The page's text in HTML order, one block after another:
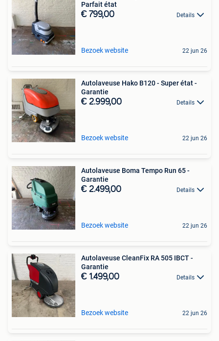
Parfait état
€ 799,00 Details
Bezoek website 22 jun 26
Autolaveuse Hako B120 - Super état -
Garantie
€ 2.999,00 Details
Bezoek website 22 jun 26
Autolaveuse Boma Tempo Run 65 -
Garantie
€ 2.499,00 Details
Bezoek website 22 jun 26
Autolaveuse CleanFix RA 505 IBCT -
Garantie
€ 1.499,00 Details
Bezoek website 22 jun 26